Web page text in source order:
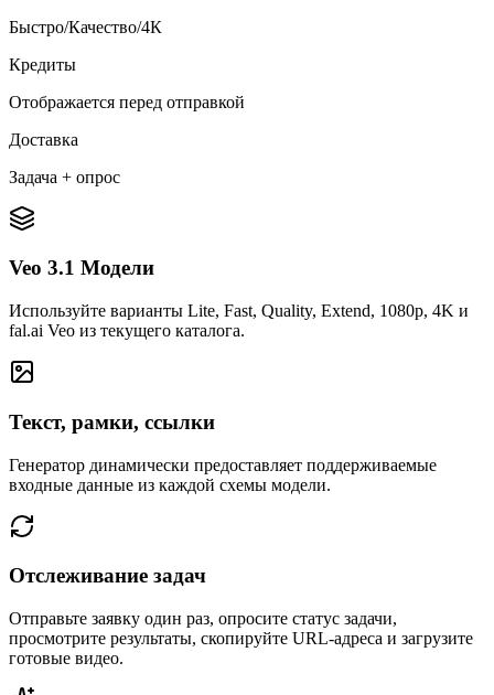
Быстро/Качество/4К
Кредиты
Отображается перед отправкой
Доставка
Задача + опрос
Veo 3.1 Модели
Используйте варианты Lite, Fast, Quality, Extend, 1080p, 4K и
fal.ai Veo из текущего каталога.
Текст, рамки, ссылки
Генератор динамически предоставляет поддерживаемые
входные данные из каждой схемы модели.
Отслеживание задач
Отправьте заявку один раз, опросите статус задачи,
просмотрите результаты, скопируйте URL-адреса и загрузите
готовые видео.